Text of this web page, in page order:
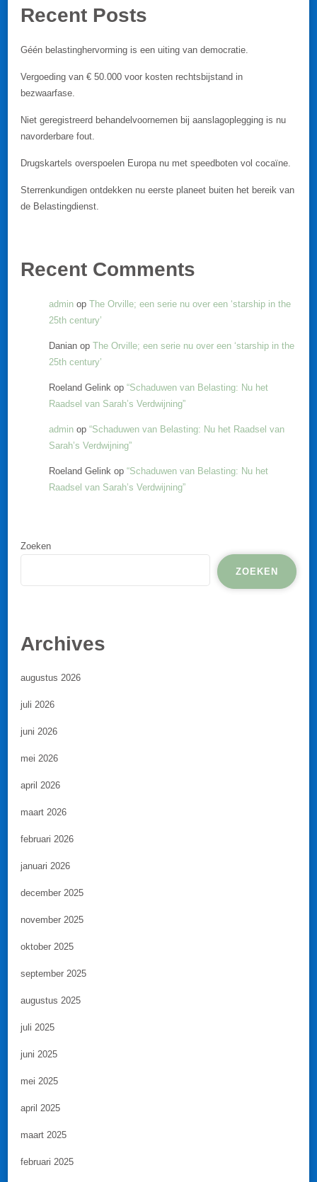
Recent Posts
Géén belastinghervorming is een uiting van democratie.
Vergoeding van € 50.000 voor kosten rechtsbijstand in
bezwaarfase.
Niet geregistreerd behandelvoornemen bij aanslagoplegging is nu
navorderbare fout.
Drugskartels overspoelen Europa nu met speedboten vol cocaïne.
Sterrenkundigen ontdekken nu eerste planeet buiten het bereik van
de Belastingdienst.
Recent Comments
admin op The Orville; een serie nu over een ‘starship in the
25th century’
Danian op The Orville; een serie nu over een ‘starship in the
25th century’
Roeland Gelink op “Schaduwen van Belasting: Nu het
Raadsel van Sarah’s Verdwijning”
admin op “Schaduwen van Belasting: Nu het Raadsel van
Sarah’s Verdwijning”
Roeland Gelink op “Schaduwen van Belasting: Nu het
Raadsel van Sarah’s Verdwijning”
Zoeken
ZOEKEN
Archives
augustus 2026
juli 2026
juni 2026
mei 2026
april 2026
maart 2026
februari 2026
januari 2026
december 2025
november 2025
oktober 2025
september 2025
augustus 2025
juli 2025
juni 2025
mei 2025
april 2025
maart 2025
februari 2025